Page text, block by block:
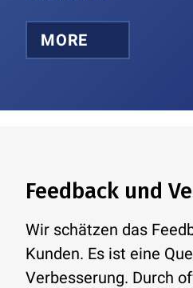
MORE
Feedback und
Wir schätzen das
Kunden. Es ist eine
Verbesserung. Durch